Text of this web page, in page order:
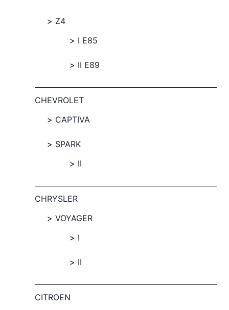
Z4
I E85
II E89
CHEVROLET
CAPTIVA
SPARK
II
CHRYSLER
VOYAGER
I
II
CITROEN